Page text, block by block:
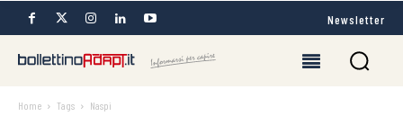
Newsletter
Home Tags Naspi